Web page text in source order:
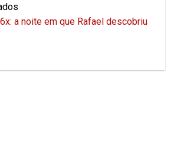
a noite em que Rafael descobriu